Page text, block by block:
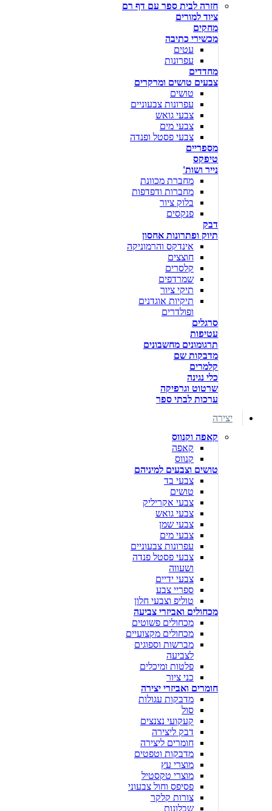
חזרה לבית ספר עם דף רם
ציוד למורים
מחקים
מכשירי כתיבה
עטים
עפרונות
מחדדים
צבעים טושים ומרקרים
טושים
עפרונות צבעוניים
צבעי גואש
צבעי מים
צבעי פסטל ופנדה
מספריים
טיפקס
נייר ושות'
מחברת מכוונת
מחברות ודפדפות
בלוק ציור
פנקסים
דבק
תיוק ופתרונות אחסון
אינדקס והרמוניקה
חוצצים
קלסרים
שמרדפים
תיקי ציור
תיקיות אוגדנים
ופולדרים
סרגלים
עטיפות
תרגומונים מחשבונים
מדבקות שם
קלמרים
כלי נגינה
שרטוט וגרפיקה
ערכות לבתי ספר
יצירה
קאפה וקנווס
קאפה
קנווס
טושים וצבעים למיניהם
צבעי בד
טושים
צבעי אקריליק
צבעי גואש
צבעי שמן
צבעי מים
עפרונות צבעוניים
צבעי פסטל פנדה
ושעווה
צבעי ידיים
ספריי צבע
טוליפ וצבעי חלון
מכחולים ואביזרי צביעה
מכחולים פשוטים
מכחולים מקצועיים
מברשות וספוגים
לצביעה
פלטות ומיכלים
כני ציור
חומרים ואביזרי יצירה
מדבקות עגולות
סול
קעקועי נצנצים
דבק ליצירה
חומרים ליצירה
מדבקות וטפטים
מוצרי עץ
מוצרי טקסטיל
פסיפס וחול צבעוני
צורות קלקר
שבלונות